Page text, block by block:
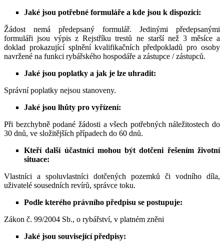
Jaké jsou potřebné formuláře a kde jsou k dispozici:
Žádost nemá předepsaný formulář. Jedinými předepsanými
formuláři jsou výpis z Rejstříku trestů ne starší než 3 měsíce a
doklad prokazující splnění kvalifikačních předpokladů pro osoby
navržené na funkci rybářského hospodáře a zástupce / zástupců.
Jaké jsou poplatky a jak je lze uhradit:
Správní poplatky nejsou stanoveny.
Jaké jsou lhůty pro vyřízení:
Při bezchybně podané žádosti a všech potřebných náležitostech do
30 dnů, ve složitějších případech do 60 dnů.
Kteří další účastníci mohou být dotčeni řešením životní
situace:
Vlastníci a spoluvlastníci dotčených pozemků či vodního díla,
uživatelé sousedních revírů, správce toku.
Podle kterého právního předpisu se postupuje:
Zákon č. 99/2004 Sb., o rybářství, v platném zněni
Jaké jsou související předpisy: